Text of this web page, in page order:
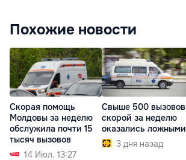
Похожие новости
Скорая помощь
Молдовы за неделю
обслужила почти 15
тысяч вызовов
14 Июл. 13:27
Свыше 500 вызовов
скорой за неделю
оказались ложными
3 дня назад